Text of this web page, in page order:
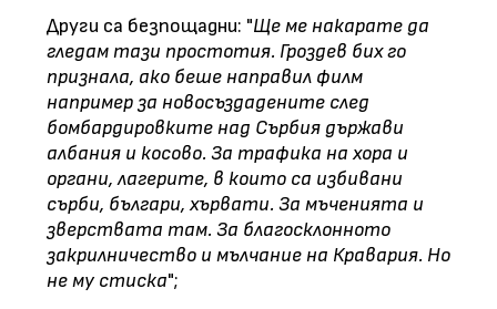
Други са безпощадни: "Ще ме накарате да
гледам тази простотия. Гроздев бих го
признала, ако беше направил филм
например за новосъздадените след
бомбардировките над Сърбия държави
албания и косово. За трафика на хора и
органи, лагерите, в които са избивани
сърби, българи, хървати. За мъченията и
зверствата там. За благосклонното
закрилничество и мълчание на Кравария. Но
не му стиска";